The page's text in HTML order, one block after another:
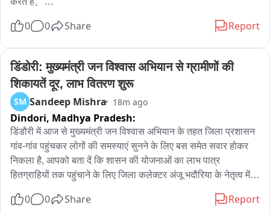
एक बात साफ़ है: यहां का हर छात्र जानता है कि system बेईमान हो चुका
आपकी मेहनत का दाम नहीं देती。
पेपर लीक, रुकी भर्तियाँ, सालों का इंतज़ार और जवाबदेही किसी की नहीं。
कोटा में छात्र बोले, देहरादून में फिर आवाज़ उठी और दिल्ली में इन्हीं बच्चों पर
लाठियाँ चलीं - सिर्फ़ सवाल पूछने के लिए। आखिर में एक मंत्री को जाना
पड़ा。
यह सरकार झुकती है बस आवाज़ एक साथ उठनी चाहिए।
कल प्रयागराज में यही बात करने आ रहा हूं। आप भी आइए। 8 अगस्त, शाम
0 0 Share Report
डिंडोरी: मुख्यमंत्री जन विश्वास अभियान से ग्रामीणों की
शिकायतें दूर, लाभ वितरण शुरू
SM Sandeep Mishra 18m ago
Dindori, Madhya Pradesh:
डिंडौरी में आज से मुख्यमंत्री जन विश्वास अभियान के तहत जिला प्रशासन
गांव-गांव पहुंचकर लोगों की समस्याएं सुनने के लिए बस समेत सवार होकर
निकला है, आपको बता दें कि शासन की योजनाओं का लाभ पात्र
हितग्राहियों तक पहुंचाने के लिए जिला कलेक्टर अंजू भदौरिया के नेतृत्व में
रवाना हुआ, अभियान का मुख्य कार्यक्रम आज अमरपुर के मोहगांव सिधौली में
0 0 Share Report